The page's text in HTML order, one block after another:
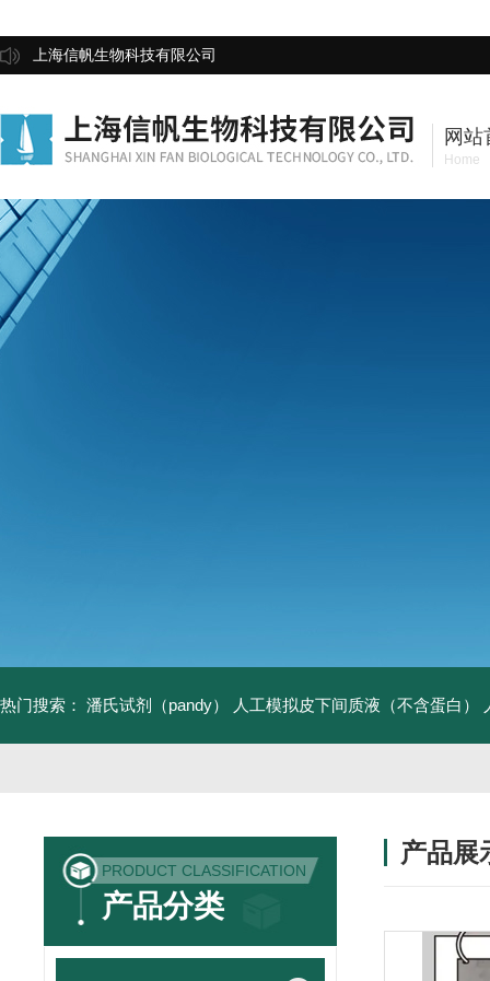
上海信帆生物科技有限公司
网站
Home
热门搜索： 潘氏试剂（pandy） 人工模拟皮下间质液（不含蛋白）
PRODUCT CLASSIFICATION
产品分类
产品展